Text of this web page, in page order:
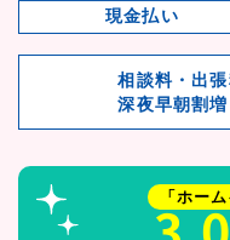
現金払い
相談料・出
深夜早朝割
「ホー